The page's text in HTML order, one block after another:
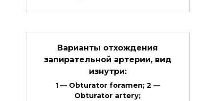
Варианты отхождения
запирательной артерии, вид
изнутри:
1 — Obturator foramen; 2 —
Obturator artery;